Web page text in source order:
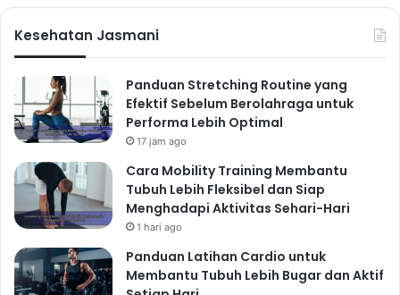
Kesehatan Jasmani
Panduan Stretching Routine yang
Efektif Sebelum Berolahraga untuk
Performa Lebih Optimal
17 jam ago
Cara Mobility Training Membantu
Tubuh Lebih Fleksibel dan Siap
Menghadapi Aktivitas Sehari-Hari
1 hari ago
Panduan Latihan Cardio untuk
Membantu Tubuh Lebih Bugar dan Aktif